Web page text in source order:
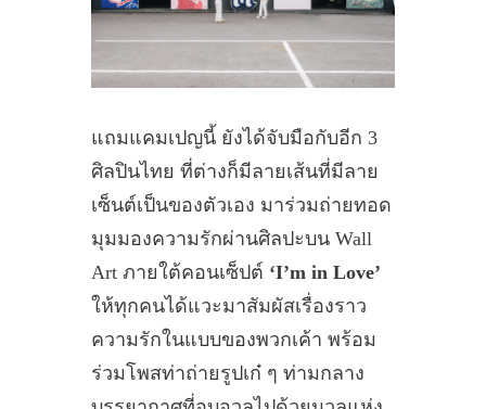
แถมแคมเปญนี้ ยังได้จับมือกับอีก 3
ศิลปินไทย ที่ต่างก็มีลายเส้นที่มีลาย
เซ็นต์เป็นของตัวเอง มาร่วมถ่ายทอด
มุมมองความรักผ่านศิลปะบน Wall
Art ภายใต้คอนเซ็ปต์ ‘I’m in Love’
ให้ทุกคนได้แวะมาสัมผัสเรื่องราว
ความรักในแบบของพวกเค้า พร้อม
ร่วมโพสท่าถ่ายรูปเก๋ ๆ ท่ามกลาง